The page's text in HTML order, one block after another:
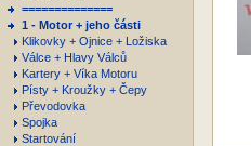
==============
1 - Motor + jeho části
Klikovky + Ojnice + Ložiska
Válce + Hlavy Válců
Kartery + Víka Motoru
Písty + Kroužky + Čepy
Převodovka
Spojka
Startování